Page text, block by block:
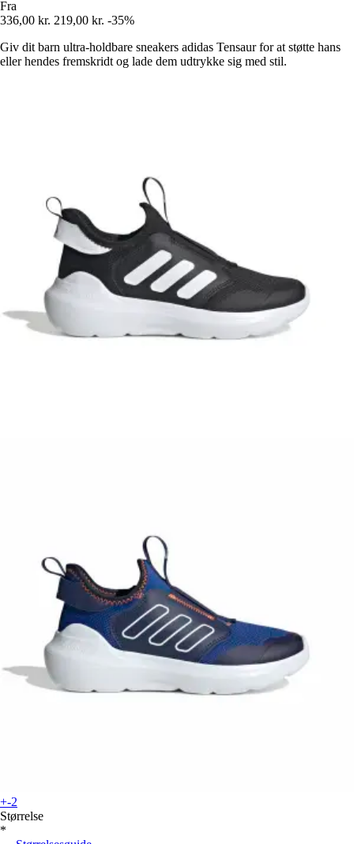
Fra
336,00 kr. 219,00 kr. -35%
Giv dit barn ultra-holdbare sneakers adidas Tensaur for at støtte hans
eller hendes fremskridt og lade dem udtrykke sig med stil.
+-2
Størrelse
*